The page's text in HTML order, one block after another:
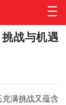
战与机遇
满挑战又蕴含